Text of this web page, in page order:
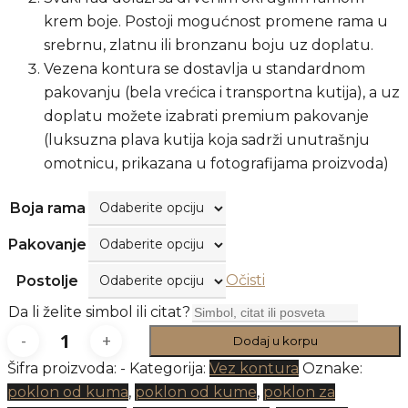
krem boje. Postoji mogućnost promene rama u
srebrnu, zlatnu ili bronzanu boju uz doplatu.
Vezena kontura se dostavlja u standardnom
pakovanju (bela vrećica i transportna kutija), a uz
doplatu možete izabrati premium pakovanje
(luksuzna plava kutija koja sadrži unutrašnju
omotnicu, prikazana u fotografijama proizvoda)
Boja rama
Pakovanje
Postolje
Očisti
Da li želite simbol ili citat?
za
godišnjicu
Dodaj u korpu
Šifra proizvoda: - Kategorija: Vez kontura Oznake:
poklon od kuma, poklon od kume, poklon za